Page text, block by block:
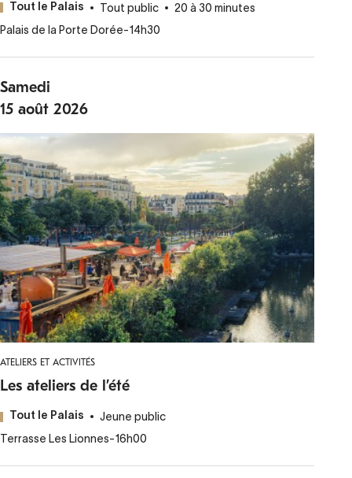
Tout le Palais Tout public
20 à 30 minutes
Palais de la Porte Dorée-14h30
Samedi
15 août 2026
ATELIERS ET ACTIVITÉS
Les ateliers de l’été
Tout le Palais
Jeune public
Terrasse Les Lionnes-16h00